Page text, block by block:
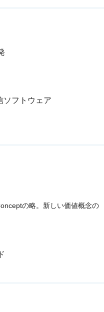
フトウェア
の略。新しい価値概念の